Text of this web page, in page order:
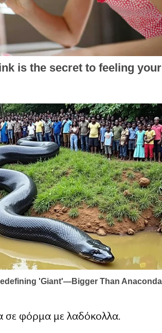
σε φόρμα με λαδόκολλα.